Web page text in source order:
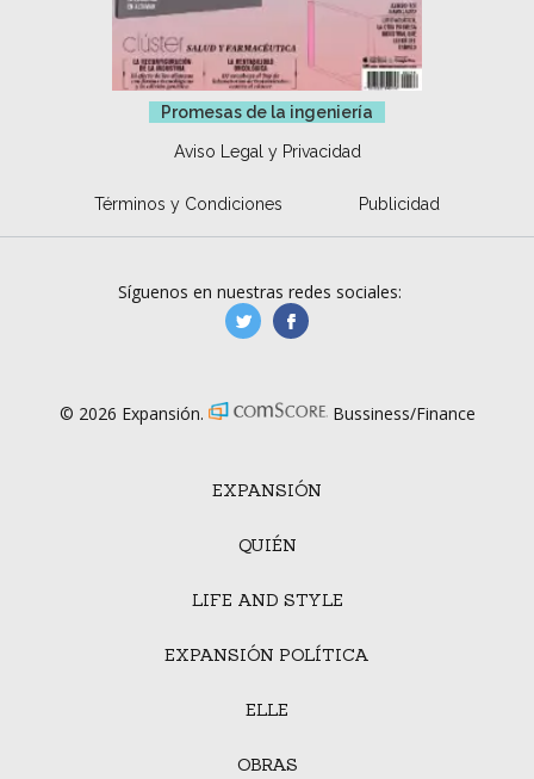
Promesas de la ingeniería
Aviso Legal y Privacidad
Términos y Condiciones Publicidad
EXPANSIÓN
QUIÉN
LIFE AND STYLE
EXPANSIÓN POLÍTICA
ELLE
OBRAS
Síguenos en nuestras redes sociales:
manufacturaGE
© 2026 Expansión. Bussiness/Finance